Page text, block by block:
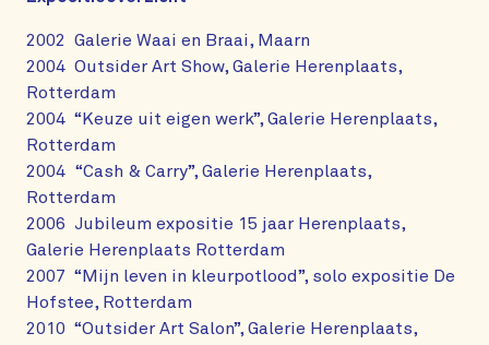
2002 Galerie Waai en Braai, Maarn
2004 Outsider Art Show, Galerie Herenplaats,
Rotterdam
2004 “Keuze uit eigen werk”, Galerie Herenplaats,
Rotterdam
2004 “Cash & Carry”, Galerie Herenplaats,
Rotterdam
2006 Jubileum expositie 15 jaar Herenplaats,
Galerie Herenplaats Rotterdam
2007 “Mijn leven in kleurpotlood”, solo expositie De
Hofstee, Rotterdam
2010 “Outsider Art Salon”, Galerie Herenplaats,